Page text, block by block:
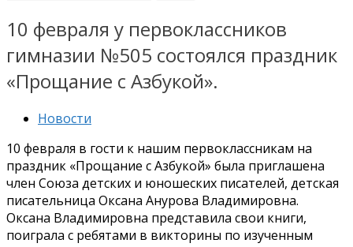
10 февраля у первоклассников
гимназии №505 состоялся праздник
«Прощание с Азбукой».
Новости
10 февраля в гости к нашим первоклассникам на
праздник «Прощание с Азбукой» была приглашена
член Союза детских и юношеских писателей, детская
писательница Оксана Анурова Владимировна.
Оксана Владимировна представила свои книги,
поиграла с ребятами в викторины по изученным